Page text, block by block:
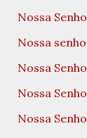
Nossa
Nossa
Nossa
Nossa
Nossa